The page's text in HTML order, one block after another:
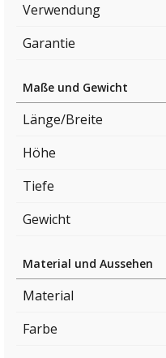
Verwendung
Garantie
Maße und Gewicht
Länge/Breite
Höhe
Tiefe
Gewicht
Material und Aussehen
Material
Farbe